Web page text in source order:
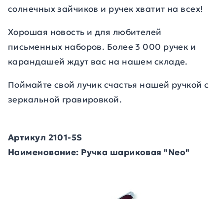
солнечных зайчиков и ручек хватит на всех!
Хорошая новость и для любителей
письменных наборов. Более 3 000 ручек и
карандашей ждут вас на нашем складе.
Поймайте свой лучик счастья нашей ручкой с
зеркальной гравировкой.
Артикул 2101-5S
Наименование: Ручка шариковая "Neo"